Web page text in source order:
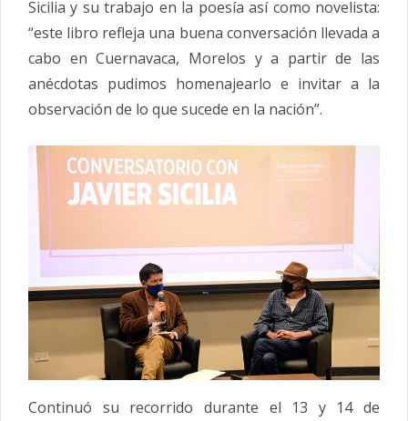
Sicilia y su trabajo en la poesía así como novelista:
“este libro refleja una buena conversación llevada a
cabo en Cuernavaca, Morelos y a partir de las
anécdotas pudimos homenajearlo e invitar a la
observación de lo que sucede en la nación”.
Continuó su recorrido durante el 13 y 14 de